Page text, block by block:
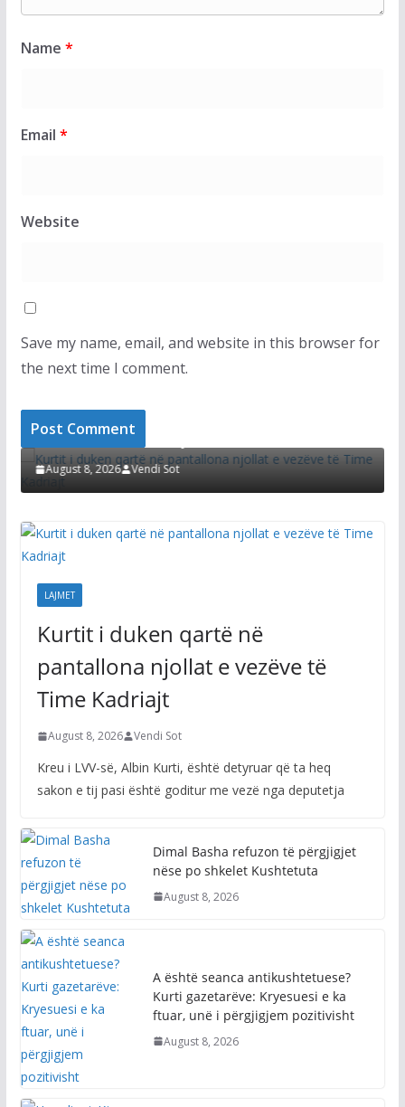
Name *
Email *
Website
Save my name, email, and website in this browser for
the next time I comment.
Kurtit i duken qartë në pantallona njollat e
vezëve të Time Kadriajt
August 8, 2026 Vendi Sot
LAJMET
Kurtit i duken qartë në
pantallona njollat e vezëve të
Time Kadriajt
August 8, 2026 Vendi Sot
Kreu i LVV-së, Albin Kurti, është detyruar që ta heq
sakon e tij pasi është goditur me vezë nga deputetja
Dimal Basha refuzon të përgjigjet
nëse po shkelet Kushtetuta
August 8, 2026
A është seanca antikushtetuese?
Kurti gazetarëve: Kryesuesi e ka
ftuar, unë i përgjigjem pozitivisht
August 8, 2026